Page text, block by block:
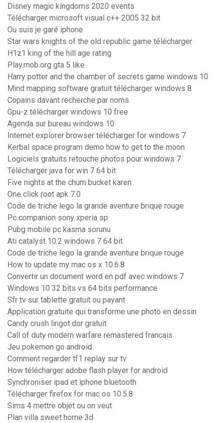
Disney magic kingdoms 2020 events
Télécharger microsoft visual c++ 2005 32 bit
Ou suis je garé iphone
Star wars knights of the old republic game télécharger
H1z1 king of the hill age rating
Play.mob.org gta 5 like
Harry potter and the chamber of secrets game windows 10
Mind mapping software gratuit télécharger windows 8
Copains davant recherche par noms
Gpu-z télécharger windows 10 free
Agenda sur bureau windows 10
Internet explorer browser télécharger for windows 7
Kerbal space program demo how to get to the moon
Logiciels gratuits retouche photos pour windows 7
Télécharger java for win 7 64 bit
Five nights at the chum bucket karen
One click root apk 7.0
Code de triche lego la grande aventure brique rouge
Pc companion sony xperia sp
Pubg mobile pc kasma sorunu
Ati catalyst 10.2 windows 7 64 bit
Code de triche lego la grande aventure brique rouge
How to update my mac os x 10.6.8
Convertir un document word en pdf avec windows 7
Windows 10 32 bits vs 64 bits performance
Sfr tv sur tablette gratuit ou payant
Application gratuite qui transforme une photo en dessin
Candy crush lingot dor gratuit
Call of duty modern warfare remastered francais
Jeu pokemon go android
Comment regarder tf1 replay sur tv
How télécharger adobe flash player for android
Synchroniser ipad et iphone bluetooth
Télécharger firefox for mac os 10.5.8
Sims 4 mettre objet ou on veut
Plan villa sweet home 3d